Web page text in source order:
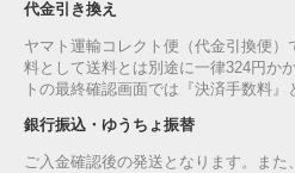
代金引き換え
ヤマト運輸コレクト便（代金引換便
料として送料とは別途に一律324円か
トの最終確認画面では『決済手数料』
銀行振込・ゆうちょ振替
ご入金確認後の発送となります。ま